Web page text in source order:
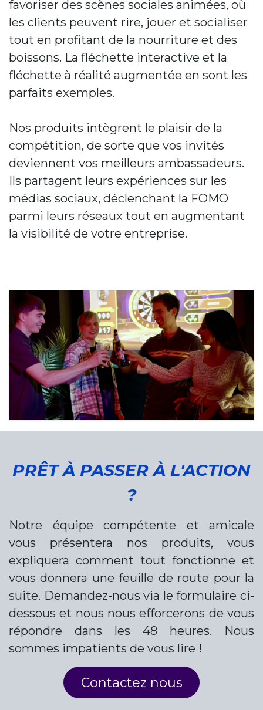
favoriser des scènes sociales animées, où
les clients peuvent rire, jouer et socialiser
tout en profitant de la nourriture et des
boissons. La fléchette interactive et la
fléchette à réalité augmentée en sont les
parfaits exemples.
Nos produits intègrent le plaisir de la
compétition, de sorte que vos invités
deviennent vos meilleurs ambassadeurs.
Ils partagent leurs expériences sur les
médias sociaux, déclenchant la FOMO
parmi leurs réseaux tout en augmentant
la visibilité de votre entreprise.
PRÊT À PASSER​ À L'ACTION
?
Notre équipe compétente et amicale
vous présentera nos produits, vous
expliquera comment tout fonctionne et
vous donnera une feuille de route pour la
suite. Demandez-nous via le formulaire ci-
dessous et nous nous efforcerons de vous
répondre dans les 48 heures. Nous
sommes impatients de vous lire !
Contactez nous